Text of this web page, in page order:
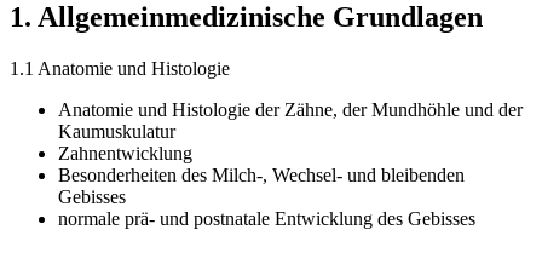
1. Allgemeinmedizinische Grundlagen
1.1 Anatomie und Histologie
Anatomie und Histologie der Zähne, der Mundhöhle und der
Kaumuskulatur
Zahnentwicklung
Besonderheiten des Milch-, Wechsel- und bleibenden
Gebisses
normale prä- und postnatale Entwicklung des Gebisses